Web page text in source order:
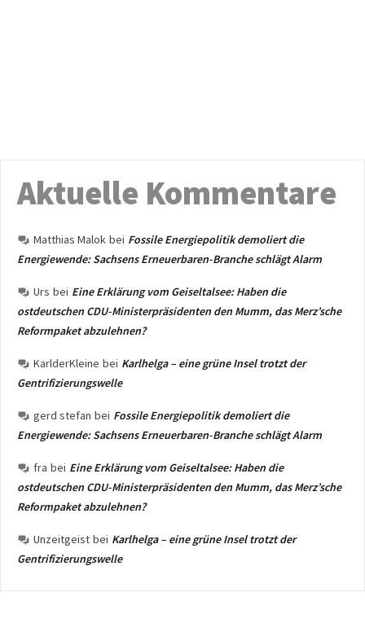
Aktuelle Kommentare
Matthias Malok bei Fossile Energiepolitik demoliert die
Energiewende: Sachsens Erneuerbaren-Branche schlägt Alarm
Urs bei Eine Erklärung vom Geiseltalsee: Haben die
ostdeutschen CDU-Ministerpräsidenten den Mumm, das Merz’sche
Reformpaket abzulehnen?
KarlderKleine bei Karlhelga – eine grüne Insel trotzt der
Gentrifizierungswelle
gerd stefan bei Fossile Energiepolitik demoliert die
Energiewende: Sachsens Erneuerbaren-Branche schlägt Alarm
fra bei Eine Erklärung vom Geiseltalsee: Haben die
ostdeutschen CDU-Ministerpräsidenten den Mumm, das Merz’sche
Reformpaket abzulehnen?
Unzeitgeist bei Karlhelga – eine grüne Insel trotzt der
Gentrifizierungswelle